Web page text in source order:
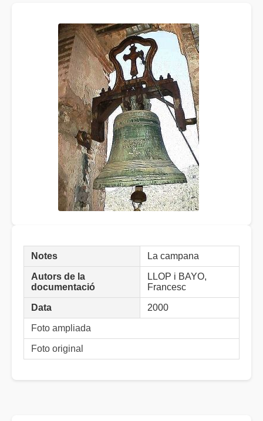
Notes La campana
Autors de la
documentació
LLOP i BAYO,
Francesc
Data 2000
Foto ampliada
Foto original